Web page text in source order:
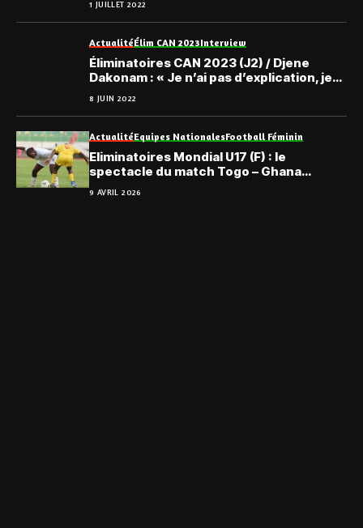
1 JUILLET 2022
ActualitéÉlim CAN 2023Interview
Éliminatoires CAN 2023 (J2) / Djene
Dakonam : « Je n’ai pas d’explication, je
8 JUIN 2022
ActualitéEquipes NationalesFootball Féminin
Eliminatoires Mondial U17 (F) : le
spectacle du match Togo – Ghana
9 AVRIL 2026